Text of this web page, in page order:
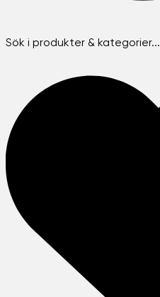
Sök i produkter & kategorier...